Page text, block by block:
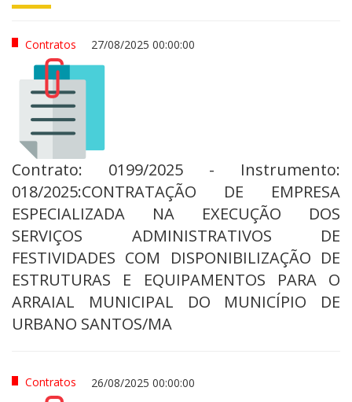
Contratos 27/08/2025 00:00:00
Contrato: 0199/2025 - Instrumento:
018/2025:CONTRATAÇÃO DE EMPRESA
ESPECIALIZADA NA EXECUÇÃO DOS
SERVIÇOS ADMINISTRATIVOS DE
FESTIVIDADES COM DISPONIBILIZAÇÃO DE
ESTRUTURAS E EQUIPAMENTOS PARA O
ARRAIAL MUNICIPAL DO MUNICÍPIO DE
URBANO SANTOS/MA
Contratos 26/08/2025 00:00:00